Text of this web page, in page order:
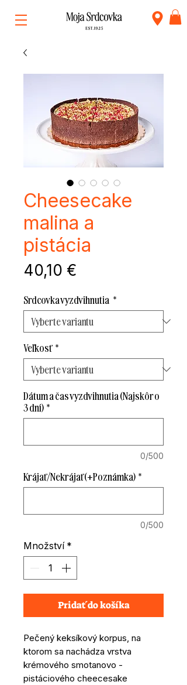
Cheesecake
malina a
pistácia
40,10 €
Srdcovka vyzdvihnutia *
Veľkosť *
Dátum a čas vyzdvihnutia (Najskôr o
3 dní) *
0/500
Krájať/Nekrájať (+Poznámka) *
0/500
Množství *
Pridať do košíka
Pečený keksíkový korpus, na
ktorom sa nachádza vrstva
krémového smotanovo -
pistáciového cheecesake